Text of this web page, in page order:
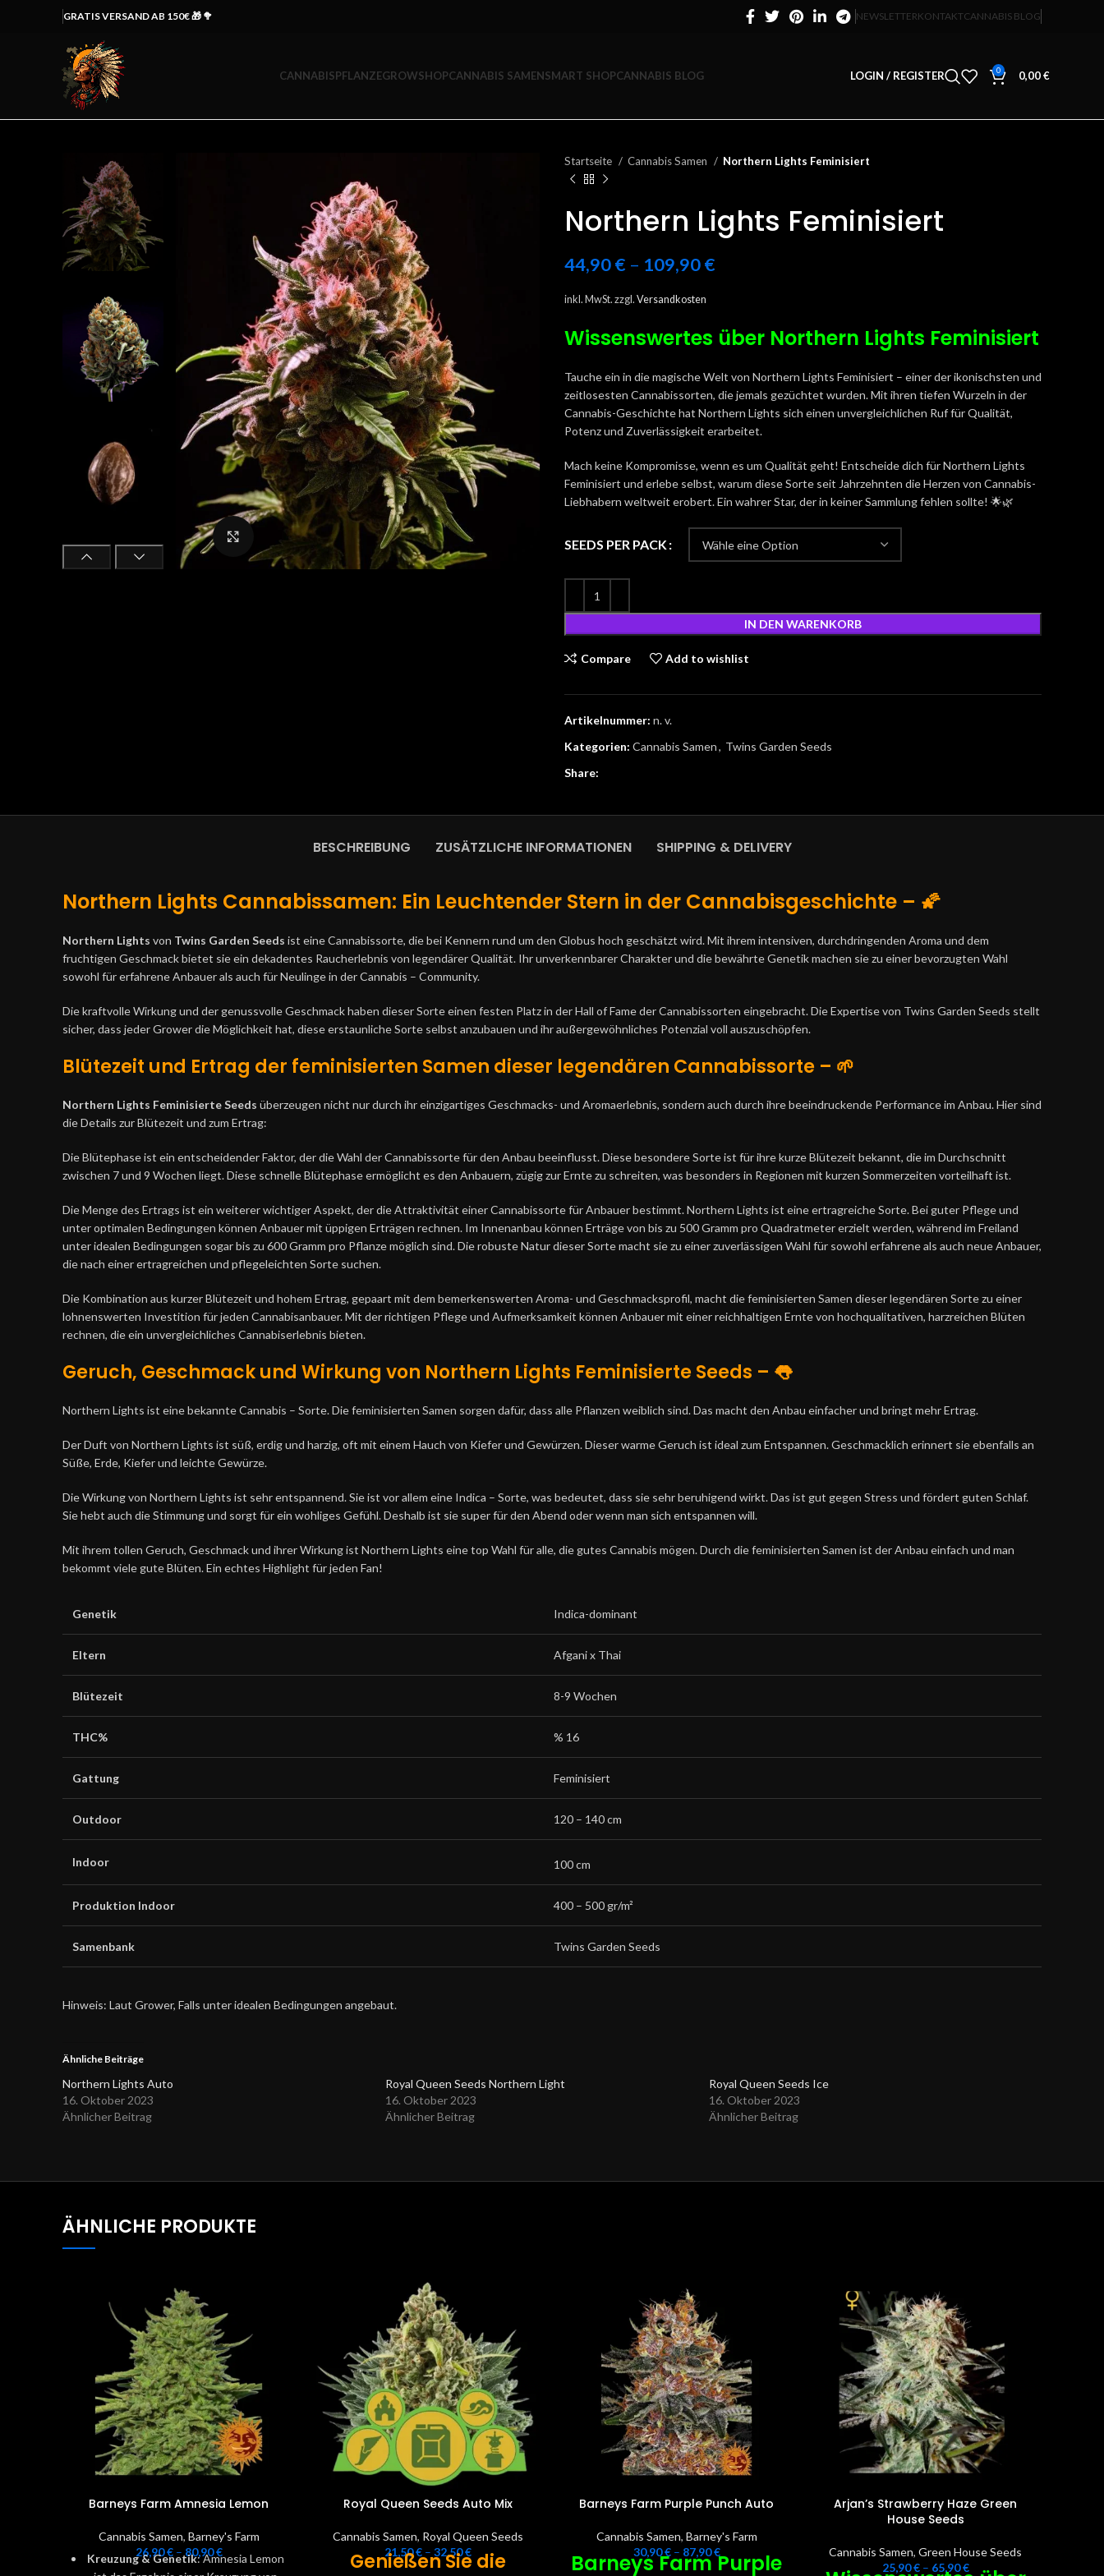
GRATIS VERSAND AB 150€ 🎁 🥦 NEWSLETTERKONTAKTCANNABIS BLOG
CANNABISPFLANZEGROWSHOPCANNABIS SAMENSMART SHOPCANNABIS BLOG LOGIN / REGISTER 0 0,00€
Click to enlarge
Startseite Cannabis Samen Northern Lights Feminisiert
Northern Lights Feminisiert
44,90€ – 109,90€
inkl. MwSt. zzgl. Versandkosten
Wissenswertes über Northern Lights Feminisiert
Tauche ein in die magische Welt von Northern Lights Feminisiert – einer der ikonischsten und
zeitlosesten Cannabissorten, die jemals gezüchtet wurden. Mit ihren tiefen Wurzeln in der
Cannabis-Geschichte hat Northern Lights sich einen unvergleichlichen Ruf für Qualität,
Potenz und Zuverlässigkeit erarbeitet.
Mach keine Kompromisse, wenn es um Qualität geht! Entscheide dich für Northern Lights
Feminisiert und erlebe selbst, warum diese Sorte seit Jahrzehnten die Herzen von Cannabis-
Liebhabern weltweit erobert. Ein wahrer Star, der in keiner Sammlung fehlen sollte! 🌟🌿
SEEDS PER PACK
IN DEN WARENKORB
Compare Add to wishlist
Artikelnummer: n. v.
Kategorien: Cannabis Samen, Twins Garden Seeds
Share:
BESCHREIBUNG ZUSÄTZLICHE INFORMATIONEN SHIPPING & DELIVERY
Northern Lights Cannabissamen: Ein Leuchtender Stern in der Cannabisgeschichte – 🌠
Northern Lights von Twins Garden Seeds ist eine Cannabissorte, die bei Kennern rund um den Globus hoch geschätzt wird. Mit ihrem intensiven, durchdringenden Aroma und dem
fruchtigen Geschmack bietet sie ein dekadentes Raucherlebnis von legendärer Qualität. Ihr unverkennbarer Charakter und die bewährte Genetik machen sie zu einer bevorzugten Wahl
sowohl für erfahrene Anbauer als auch für Neulinge in der Cannabis – Community.
Die kraftvolle Wirkung und der genussvolle Geschmack haben dieser Sorte einen festen Platz in der Hall of Fame der Cannabissorten eingebracht. Die Expertise von Twins Garden Seeds stellt
sicher, dass jeder Grower die Möglichkeit hat, diese erstaunliche Sorte selbst anzubauen und ihr außergewöhnliches Potenzial voll auszuschöpfen.
Blütezeit und Ertrag der feminisierten Samen dieser legendären Cannabissorte – 🌱
Northern Lights Feminisierte Seeds überzeugen nicht nur durch ihr einzigartiges Geschmacks- und Aromaerlebnis, sondern auch durch ihre beeindruckende Performance im Anbau. Hier sind
die Details zur Blütezeit und zum Ertrag:
Die Blütephase ist ein entscheidender Faktor, der die Wahl der Cannabissorte für den Anbau beeinflusst. Diese besondere Sorte ist für ihre kurze Blütezeit bekannt, die im Durchschnitt
zwischen 7 und 9 Wochen liegt. Diese schnelle Blütephase ermöglicht es den Anbauern, zügig zur Ernte zu schreiten, was besonders in Regionen mit kurzen Sommerzeiten vorteilhaft ist.
Die Menge des Ertrags ist ein weiterer wichtiger Aspekt, der die Attraktivität einer Cannabissorte für Anbauer bestimmt. Northern Lights ist eine ertragreiche Sorte. Bei guter Pflege und
unter optimalen Bedingungen können Anbauer mit üppigen Erträgen rechnen. Im Innenanbau können Erträge von bis zu 500 Gramm pro Quadratmeter erzielt werden, während im Freiland
unter idealen Bedingungen sogar bis zu 600 Gramm pro Pflanze möglich sind. Die robuste Natur dieser Sorte macht sie zu einer zuverlässigen Wahl für sowohl erfahrene als auch neue Anbauer,
die nach einer ertragreichen und pflegeleichten Sorte suchen.
Die Kombination aus kurzer Blütezeit und hohem Ertrag, gepaart mit dem bemerkenswerten Aroma- und Geschmacksprofil, macht die feminisierten Samen dieser legendären Sorte zu einer
lohnenswerten Investition für jeden Cannabisanbauer. Mit der richtigen Pflege und Aufmerksamkeit können Anbauer mit einer reichhaltigen Ernte von hochqualitativen, harzreichen Blüten
rechnen, die ein unvergleichliches Cannabiserlebnis bieten.
Geruch, Geschmack und Wirkung von Northern Lights Feminisierte Seeds – 👅
Northern Lights ist eine bekannte Cannabis – Sorte. Die feminisierten Samen sorgen dafür, dass alle Pflanzen weiblich sind. Das macht den Anbau einfacher und bringt mehr Ertrag.
Der Duft von Northern Lights ist süß, erdig und harzig, oft mit einem Hauch von Kiefer und Gewürzen. Dieser warme Geruch ist ideal zum Entspannen. Geschmacklich erinnert sie ebenfalls an
Süße, Erde, Kiefer und leichte Gewürze.
Die Wirkung von Northern Lights ist sehr entspannend. Sie ist vor allem eine Indica – Sorte, was bedeutet, dass sie sehr beruhigend wirkt. Das ist gut gegen Stress und fördert guten Schlaf.
Sie hebt auch die Stimmung und sorgt für ein wohliges Gefühl. Deshalb ist sie super für den Abend oder wenn man sich entspannen will.
Mit ihrem tollen Geruch, Geschmack und ihrer Wirkung ist Northern Lights eine top Wahl für alle, die gutes Cannabis mögen. Durch die feminisierten Samen ist der Anbau einfach und man
bekommt viele gute Blüten. Ein echtes Highlight für jeden Fan!
Genetik Indica-dominant
Eltern Afgani x Thai
Blütezeit 8-9 Wochen
THC% % 16
Gattung Feminisiert
Outdoor 120 – 140 cm
Indoor 100 cm
Produktion Indoor 400 – 500 gr/m²
Samenbank Twins Garden Seeds
Hinweis: Laut Grower, Falls unter idealen Bedingungen angebaut.
Ähnliche Beiträge
Northern Lights Auto
16. Oktober 2023
Ähnlicher Beitrag
Royal Queen Seeds Northern Light
16. Oktober 2023
Ähnlicher Beitrag
Royal Queen Seeds Ice
16. Oktober 2023
Ähnlicher Beitrag
ÄHNLICHE PRODUKTE
Barneys Farm Amnesia Lemon
Cannabis Samen, Barney's Farm
26,90€– 80,90€
Kreuzung & Genetik: Amnesia Lemon
Royal Queen Seeds Auto Mix
Cannabis Samen, Royal Queen Seeds
21,50€– 32,50€
Genießen Sie die
Barneys Farm Purple Punch Auto
Cannabis Samen, Barney's Farm
30,90€– 87,90€
Barneys Farm Purple
Arjan’s Strawberry Haze Green
House Seeds
Cannabis Samen, Green House Seeds
25,90€– 65,90€